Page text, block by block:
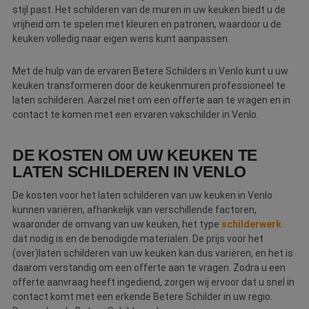
stijl past. Het schilderen van de muren in uw keuken biedt u de
vrijheid om te spelen met kleuren en patronen, waardoor u de
keuken volledig naar eigen wens kunt aanpassen.
Met de hulp van de ervaren Betere Schilders in Venlo kunt u uw
keuken transformeren door de keukenmuren professioneel te
laten schilderen. Aarzel niet om een offerte aan te vragen en in
contact te komen met een ervaren vakschilder in Venlo.
DE KOSTEN OM UW KEUKEN TE
LATEN SCHILDEREN IN VENLO
De kosten voor het laten schilderen van uw keuken in Venlo
kunnen variëren, afhankelijk van verschillende factoren,
waaronder de omvang van uw keuken, het type schilderwerk
dat nodig is en de benodigde materialen. De prijs voor het
(over)laten schilderen van uw keuken kan dus variëren, en het is
daarom verstandig om een offerte aan te vragen. Zodra u een
offerte aanvraag heeft ingediend, zorgen wij ervoor dat u snel in
contact komt met een erkende Betere Schilder in uw regio.
CookieScriptConsent
CookieScript
www.betereschilder.nl
4 weken 2
Google Privacy Policy